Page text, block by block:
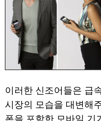
이러한 신조어들은 급
시장의 모습을 대변해
폰을 포함한 모바일 기